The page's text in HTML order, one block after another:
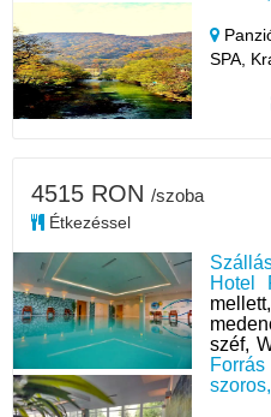
SPA,
Hotel
széf,
4515 RON /szoba
Étkezéssel